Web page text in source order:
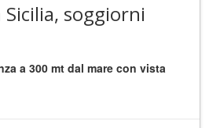
soggiorni
a 300 mt dal mare con vista